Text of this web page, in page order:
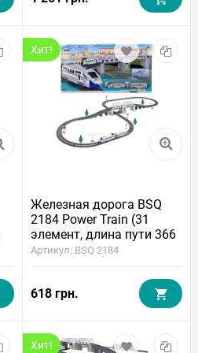
Хит!
Железная дорога BSQ
2184 Power Train (31
элемент, длина пути 366
см)
Артикул: BSQ 2184
618 грн.
Хит!